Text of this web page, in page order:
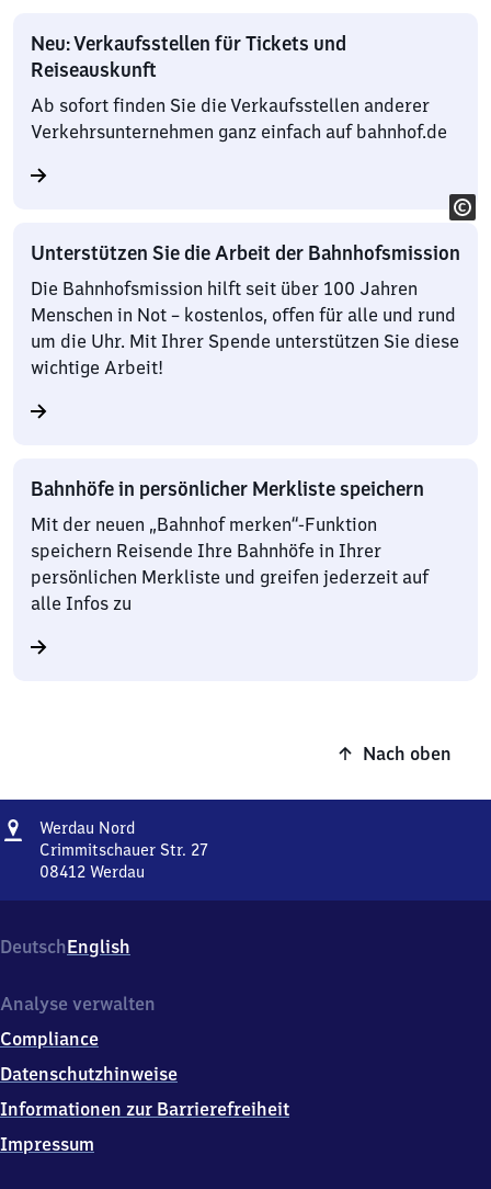
Neu: Verkaufsstellen für Tickets und
Reiseauskunft
Ab sofort finden Sie die Verkaufsstellen anderer
Verkehrsunternehmen ganz einfach auf bahnhof.de
Unterstützen Sie die Arbeit der Bahnhofsmission
Die Bahnhofsmission hilft seit über 100 Jahren
Menschen in Not – kostenlos, offen für alle und rund
um die Uhr. Mit Ihrer Spende unterstützen Sie diese
wichtige Arbeit!
Bahnhöfe in persönlicher Merkliste speichern
Mit der neuen „Bahnhof merken“-Funktion
speichern Reisende Ihre Bahnhöfe in Ihrer
persönlichen Merkliste und greifen jederzeit auf
alle Infos zu
Nach oben
Adresse
Werdau NordWerdau
Nord
Crimmitschauer Str. 27
08412 Werdau
Crimmitschauer
Str.
0
4
1
Werdau
DeutschEnglish
Analyse verwalten
Compliance
Datenschutzhinweise
Informationen zur Barrierefreiheit
Impressum